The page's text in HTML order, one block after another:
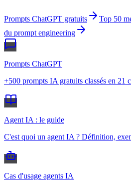
Prompts ChatGPT gratuits Top 50
du prompt engineering
Prompts ChatGPT
+500 prompts IA gratuits classés en 21
Agent IA : le guide
C'est quoi un agent IA ? Définition,
Cas d'usage agents IA